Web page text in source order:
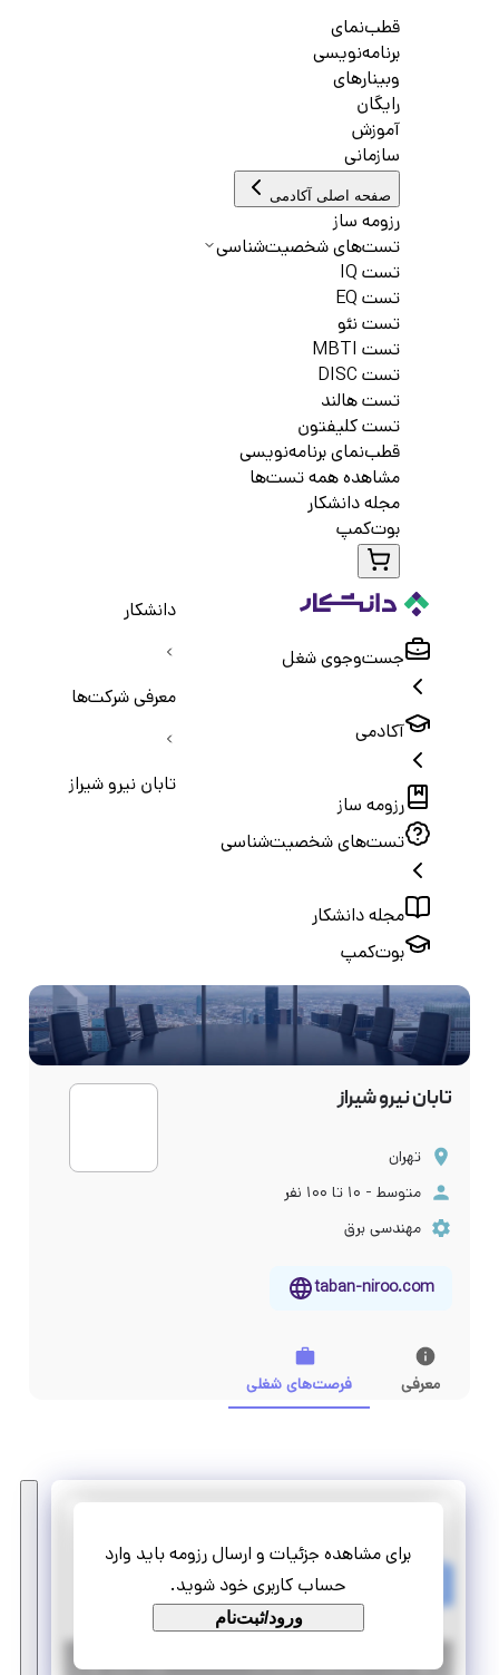
قطب‌نمای
برنامه‌نویسی
وبینارهای
رایگان
آموزش
سازمانی
صفحه اصلی آکادمی
رزومه ساز
تست‌های شخصیت‌شناسی
تست IQ
تست EQ
تست نئو
تست MBTI
تست DISC
تست هالند
تست کلیفتون
قطب‌نمای برنامه‌نویسی
مشاهده همه تست‌ها
مجله دانشکار
بوت‌کمپ
جست‌و‌جوی شغل
آکادمی
رزومه ساز
تست‌های شخصیت‌شناسی
مجله دانشکار
بوت‌کمپ
دانشکار
معرفی شرکت‌ها
تابان نیرو شیراز
تابان نیرو شیراز
تهران
متوسط - ۱۰ تا ۱۰۰ نفر
مهندسی برق
taban-niroo.com
معرفی فرصت‌های شغلی
برای مشاهده جزئیات و ارسال رزومه باید وارد
حساب کاربری خود شوید.
ورود/ثبت‌نام
استخدام کارشناس برق قدرت
تمام وقت استخدام
تهران |۷ سال پیش | منقضی شده جزئیات بیشتر